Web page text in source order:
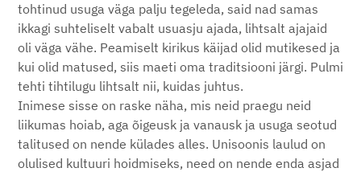
tohtinud usuga väga palju tegeleda, said nad samas
ikkagi suhteliselt vabalt usuasju ajada, lihtsalt ajajaid
oli väga vähe. Peamiselt kirikus käijad olid mutikesed ja
kui olid matused, siis maeti oma traditsiooni järgi. Pulmi
tehti tihtilugu lihtsalt nii, kuidas juhtus.
Inimese sisse on raske näha, mis neid praegu neid
liikumas hoiab, aga õigeusk ja vanausk ja usuga seotud
talitused on nende külades alles. Unisoonis laulud on
olulised kultuuri hoidmiseks, need on nende enda asjad